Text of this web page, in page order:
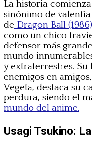
La historia
sinónimo de
de Dragon Ball (1986)
como un chico
defensor más
mundo
y extraterrestres.
enemigos en
Vegeta, destaca su
perdura, siendo el
mundo del anime.
Usagi Tsukino: